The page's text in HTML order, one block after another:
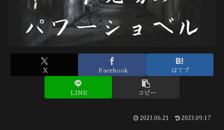
X Facebook はてブ
LINE コピー
2023.06.21 2023.09.17